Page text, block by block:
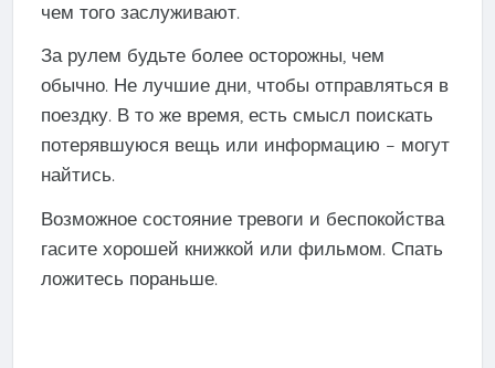
чем того заслуживают.
За рулем будьте более осторожны, чем
обычно. Не лучшие дни, чтобы отправляться в
поездку. В то же время, есть смысл поискать
потерявшуюся вещь или информацию – могут
найтись.
Возможное состояние тревоги и беспокойства
гасите хорошей книжкой или фильмом. Спать
ложитесь пораньше.